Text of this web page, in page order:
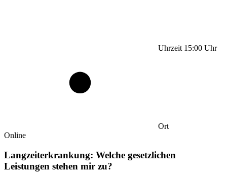
Uhrzeit 15:00 Uhr
Ort
Online
Langzeiterkrankung: Welche gesetzlichen
Leistungen stehen mir zu?